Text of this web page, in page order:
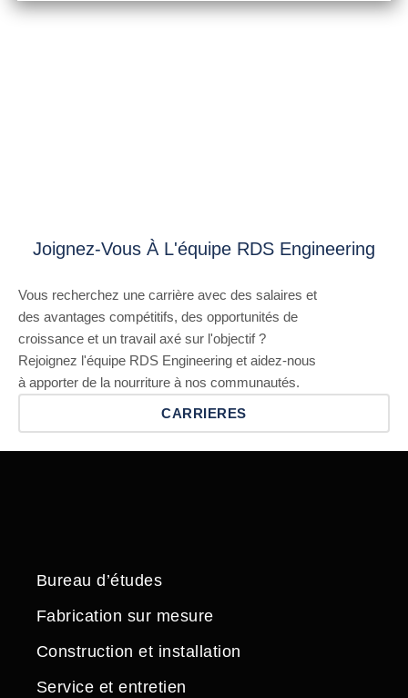
Joignez-Vous À L'équipe RDS Engineering
Vous recherchez une carrière avec des salaires et
des avantages compétitifs, des opportunités de
croissance et un travail axé sur l'objectif ?
Rejoignez l'équipe RDS Engineering et aidez-nous
à apporter de la nourriture à nos communautés.
CARRIERES
Bureau d’études
Fabrication sur mesure
Construction et installation
Service et entretien